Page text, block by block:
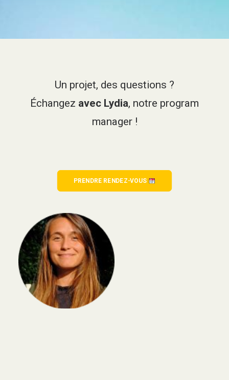
Un projet, des questions ?
Échangez avec Lydia, notre program
manager !
PRENDRE RENDEZ-VOUS